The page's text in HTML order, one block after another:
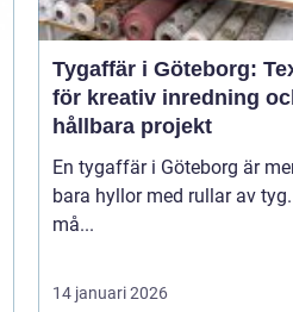
Tygaffär i Göteborg:
för kreativ inredning
hållbara projekt
En tygaffär i Göteborg är
bara hyllor med rullar av
må...
14 januari 2026